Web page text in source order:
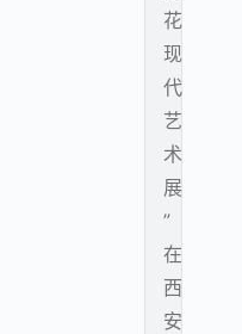
花
现
代
艺
术
展
”
在
西
安